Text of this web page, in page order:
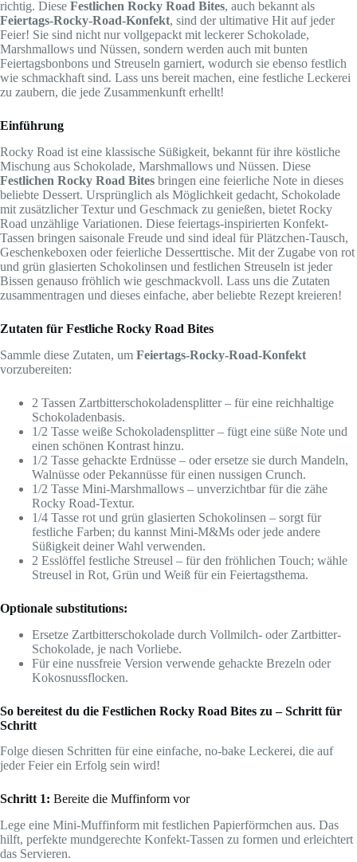
richtig. Diese Festlichen Rocky Road Bites, auch bekannt als
Feiertags-Rocky-Road-Konfekt, sind der ultimative Hit auf jeder
Feier! Sie sind nicht nur vollgepackt mit leckerer Schokolade,
Marshmallows und Nüssen, sondern werden auch mit bunten
Feiertagsbonbons und Streuseln garniert, wodurch sie ebenso festlich
wie schmackhaft sind. Lass uns bereit machen, eine festliche Leckerei
zu zaubern, die jede Zusammenkunft erhellt!
Einführung
Rocky Road ist eine klassische Süßigkeit, bekannt für ihre köstliche
Mischung aus Schokolade, Marshmallows und Nüssen. Diese
Festlichen Rocky Road Bites bringen eine feierliche Note in dieses
beliebte Dessert. Ursprünglich als Möglichkeit gedacht, Schokolade
mit zusätzlicher Textur und Geschmack zu genießen, bietet Rocky
Road unzählige Variationen. Diese feiertags-inspirierten Konfekt-
Tassen bringen saisonale Freude und sind ideal für Plätzchen-Tausch,
Geschenkeboxen oder feierliche Desserttische. Mit der Zugabe von rot
und grün glasierten Schokolinsen und festlichen Streuseln ist jeder
Bissen genauso fröhlich wie geschmackvoll. Lass uns die Zutaten
zusammentragen und dieses einfache, aber beliebte Rezept kreieren!
Zutaten für Festliche Rocky Road Bites
Sammle diese Zutaten, um Feiertags-Rocky-Road-Konfekt
vorzubereiten:
2 Tassen Zartbitterschokoladensplitter – für eine reichhaltige
Schokoladenbasis.
1/2 Tasse weiße Schokoladensplitter – fügt eine süße Note und
einen schönen Kontrast hinzu.
1/2 Tasse gehackte Erdnüsse – oder ersetze sie durch Mandeln,
Walnüsse oder Pekannüsse für einen nussigen Crunch.
1/2 Tasse Mini-Marshmallows – unverzichtbar für die zähe
Rocky Road-Textur.
1/4 Tasse rot und grün glasierten Schokolinsen – sorgt für
festliche Farben; du kannst Mini-M&Ms oder jede andere
Süßigkeit deiner Wahl verwenden.
2 Esslöffel festliche Streusel – für den fröhlichen Touch; wähle
Streusel in Rot, Grün und Weiß für ein Feiertagsthema.
Optionale substitutions:
Ersetze Zartbitterschokolade durch Vollmilch- oder Zartbitter-
Schokolade, je nach Vorliebe.
Für eine nussfreie Version verwende gehackte Brezeln oder
Kokosnussflocken.
So bereitest du die Festlichen Rocky Road Bites zu – Schritt für
Schritt
Folge diesen Schritten für eine einfache, no-bake Leckerei, die auf
jeder Feier ein Erfolg sein wird!
Schritt 1: Bereite die Muffinform vor
Lege eine Mini-Muffinform mit festlichen Papierförmchen aus. Das
hilft, perfekte mundgerechte Konfekt-Tassen zu formen und erleichtert
das Servieren.